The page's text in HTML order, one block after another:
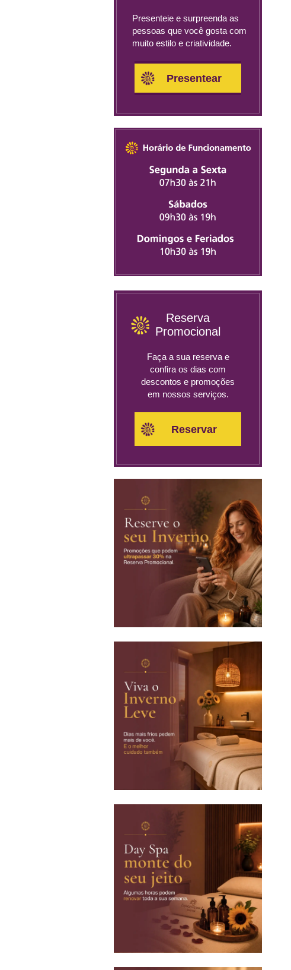
Presenteie e surpreenda as
pessoas que você gosta com
muito estilo e criatividade.
Presentear
Reserva
Promocional
Faça a sua reserva e
confira os dias com
descontos e promoções
em nossos serviços.
Reservar